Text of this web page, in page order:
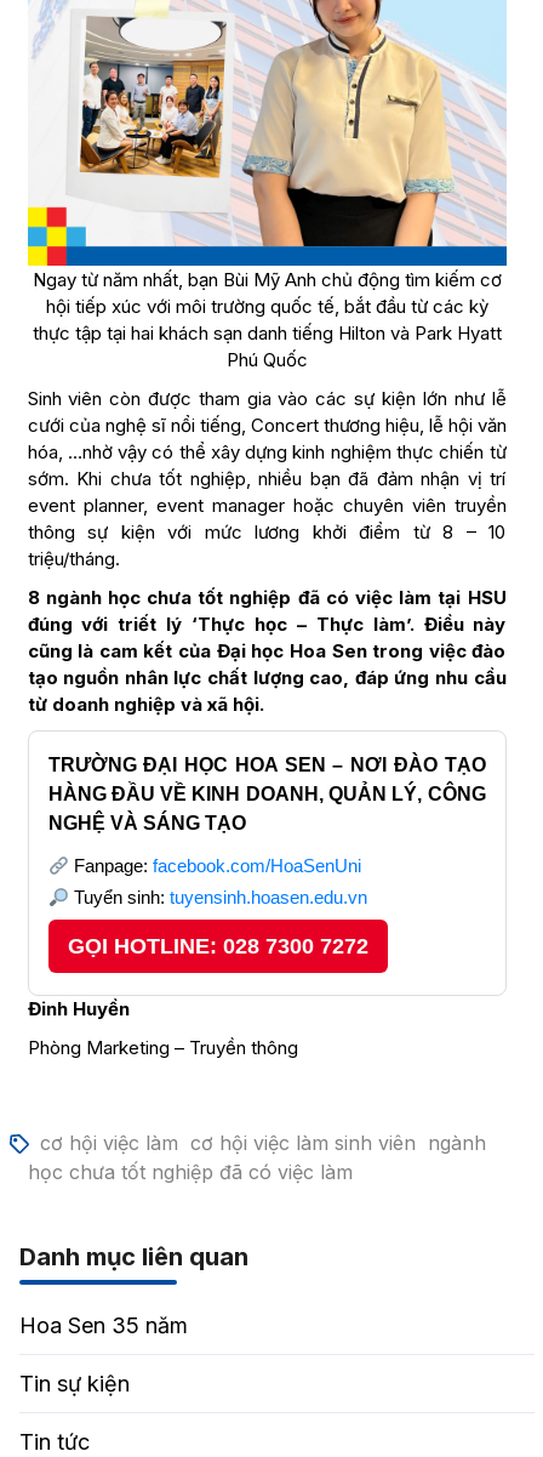
Ngay từ năm nhất, bạn Bùi Mỹ Anh chủ động tìm kiếm cơ
hội tiếp xúc với môi trường quốc tế, bắt đầu từ các kỳ
thực tập tại hai khách sạn danh tiếng Hilton và Park Hyatt
Phú Quốc
Sinh viên còn được tham gia vào các sự kiện lớn như lễ
cưới của nghệ sĩ nổi tiếng, Concert thương hiệu, lễ hội văn
hóa, …nhờ vậy có thể xây dựng kinh nghiệm thực chiến từ
sớm. Khi chưa tốt nghiệp, nhiều bạn đã đảm nhận vị trí
event planner, event manager hoặc chuyên viên truyền
thông sự kiện với mức lương khởi điểm từ 8 – 10
triệu/tháng.
8 ngành học chưa tốt nghiệp đã có việc làm tại HSU
đúng với triết lý ‘Thực học – Thực làm’. Điều này
cũng là cam kết của Đại học Hoa Sen trong việc đào
tạo nguồn nhân lực chất lượng cao, đáp ứng nhu cầu
từ doanh nghiệp và xã hội.
TRƯỜNG ĐẠI HỌC HOA SEN – NƠI ĐÀO TẠO
HÀNG ĐẦU VỀ KINH DOANH, QUẢN LÝ, CÔNG
NGHỆ VÀ SÁNG TẠO
Fanpage: facebook.com/HoaSenUni
Tuyển sinh: tuyensinh.hoasen.edu.vn
GỌI HOTLINE: 028 7300 7272
Đinh Huyền
Phòng Marketing – Truyền thông
cơ hội việc làm cơ hội việc làm sinh viên ngành
học chưa tốt nghiệp đã có việc làm
Danh mục liên quan
Hoa Sen 35 năm
Tin sự kiện
Tin tức